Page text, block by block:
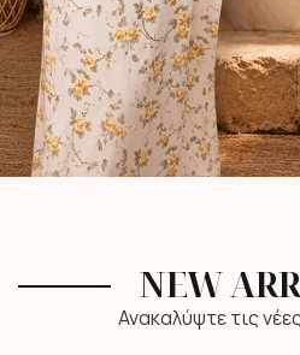
NEW
Ανακαλύψτε τις